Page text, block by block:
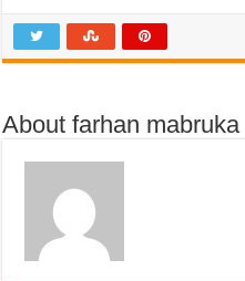
About farhan mabruka